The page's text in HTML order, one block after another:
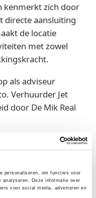
personaliseren, om functies voor
analyseren. Deze informatie over
voor social media, adverteren en
kenmerkt zich door
directe aansluiting
de locatie
met zowel
als adviseur
Verhuurder Jet
door De Mik Real